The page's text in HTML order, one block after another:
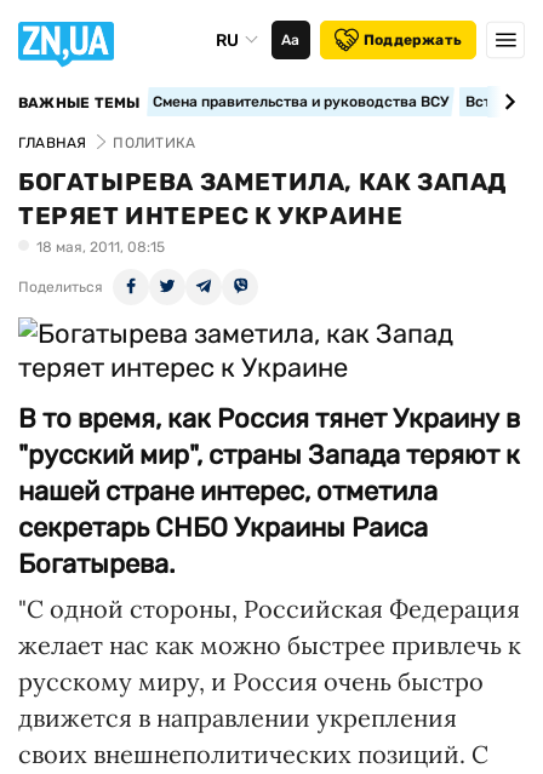
RU Аа Поддержать
ВАЖНЫЕ ТЕМЫ Смена правительства и руководства ВСУ
ГЛАВНАЯ ПОЛИТИКА
БОГАТЫРЕВА ЗАМЕТИЛА, КАК ЗАПАД
ТЕРЯЕТ ИНТЕРЕС К УКРАИНЕ
18 мая, 2011, 08:15
Поделиться
В то время, как Россия тянет Украину в
"русский мир", страны Запада теряют к
нашей стране интерес, отметила
секретарь СНБО Украины Раиса
Богатырева.
"С одной стороны, Российская Федерация
желает нас как можно быстрее привлечь к
русскому миру, и Россия очень быстро
движется в направлении укрепления
своих внешнеполитических позиций. С